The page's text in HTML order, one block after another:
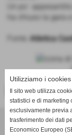
Un po´
ha chiuso la gara
Atletica
<<
Utilizziamo i cookies
Il sito web utilizza
statistici e di marketing
esclusivamente previa
trasferimento dei dati
Economico Europeo